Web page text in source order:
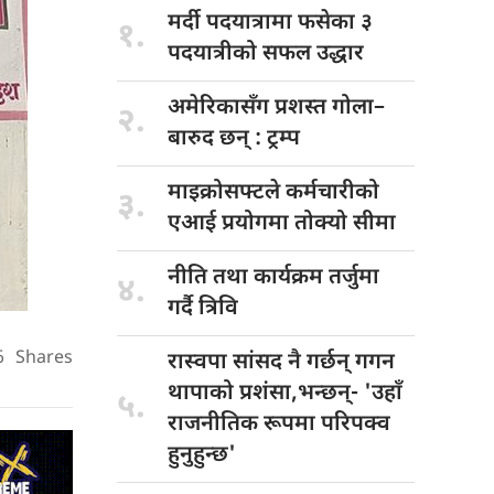
Shares
१. मर्दी पदयात्रामाफसेका ३
पदयात्रीको सफल उद्धार
२. अमेरिकासँग प्रशस्तगोला–
बारुद छन् : ट्रम्प
३.
माइक्रोसफ्टले कर्मचारीको
एआई प्रयोगमा तोक्यो सीमा
४. नीति तथाकार्यक्रम तर्जुमा
गर्दै त्रिवि
५.
रास्वपा सांसदनै गर्छन् गगन
थापाको प्रशंसा,भन्छन्- 'उहाँ
राजनीतिक रूपमा परिपक्व
हुनुहुन्छ'